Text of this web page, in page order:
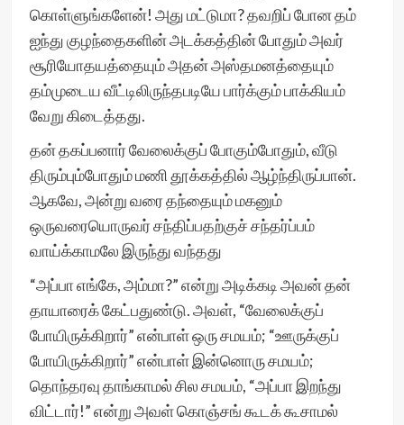
கொள்ளுங்களேன்! அது மட்டுமா? தவறிப் போன தம்
ஐந்து குழந்தைகளின் அடக்கத்தின் போதும் அவர்
சூரியோதயத்தையும் அதன் அஸ்தமனத்தையும்
தம்முடைய வீட்டிலிருந்தபடியே பார்க்கும் பாக்கியம்
வேறு கிடைத்தது.
தன் தகப்பனார் வேலைக்குப் போகும்போதும், வீடு
திரும்பும்போதும் மணி தூக்கத்தில் ஆழ்ந்திருப்பான்.
ஆகவே, அன்று வரை தந்தையும் மகனும்
ஒருவரையொருவர் சந்திப்பதற்குச் சந்தர்ப்பம்
வாய்க்காமலே இருந்து வந்தது
“அப்பா எங்கே, அம்மா?” என்று அடிக்கடி அவன் தன்
தாயாரைக் கேட்பதுண்டு. அவள், “வேலைக்குப்
போயிருக்கிறார்” என்பாள் ஒரு சமயம்; “ஊருக்குப்
போயிருக்கிறார்” என்பாள் இன்னொரு சமயம்;
தொந்தரவு தாங்காமல் சில சமயம், “அப்பா இறந்து
விட்டார்!” என்று அவள் கொஞ்சங் கூடக் கூசாமல்